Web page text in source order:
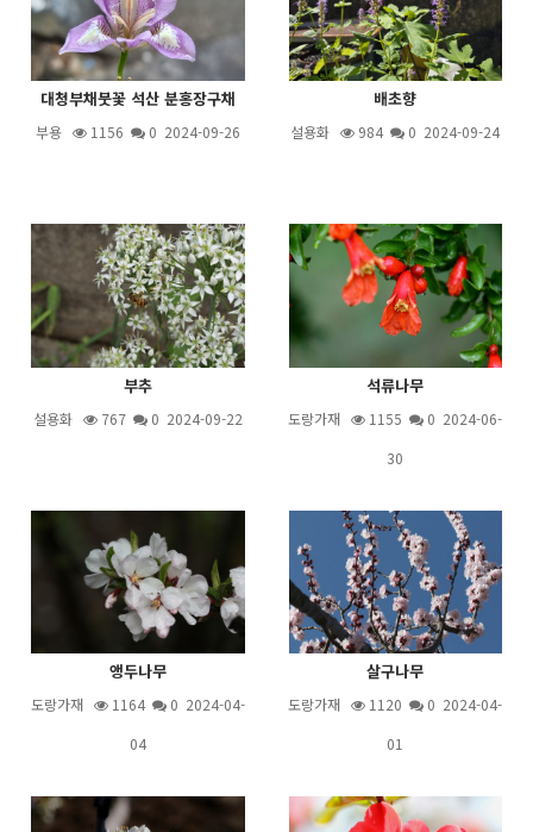
대청부채붓꽃 석산 분홍장구채
부용 1156 0 2024-09-26
배초향
설용화 984 0 2024-09-24
부추
설용화 767 0 2024-09-22
석류나무
도랑가재 1155
0 2024-06-
30
앵두나무
도랑가재 1164
0 2024-04-
04
살구나무
도랑가재 1120
0 2024-04-
01